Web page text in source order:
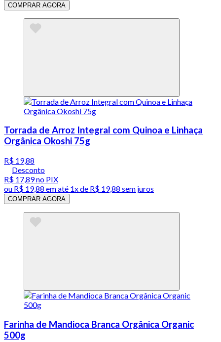
COMPRAR AGORA
Torrada de Arroz Integral com Quinoa e Linhaça
Orgânica Okoshi 75g
R$ 19,88
Desconto
R$ 17,89no PIX
ou R$ 19,88 em até 1x de R$ 19,88 sem juros
COMPRAR AGORA
Farinha de Mandioca Branca Orgânica Organic
500g